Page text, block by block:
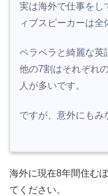
実は海外で仕事をし
ィブスピーカーは全
ペラペラと綺麗な英
他の7割はそれぞれ
人が多いです。
ですが、意外にもみ
海外に現在8年間住む
てください。